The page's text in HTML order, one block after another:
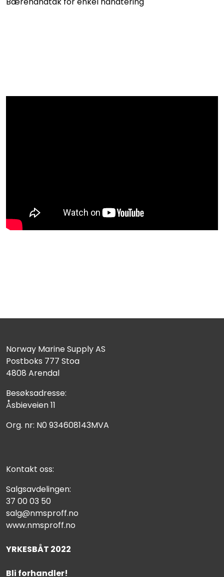
Norway Marine Supply AS
Postboks 777 Stoa
4808 Arendal
Besøksadresse:
Åsbieveien 11
Org. nr: N0 934608143MVA
Kontakt oss:
Salgsavdelingen:
37 00 03 50
salg@nmsproff.no
www.nmsproff.no
YRKESBÅT 2022
Bli forhandler!